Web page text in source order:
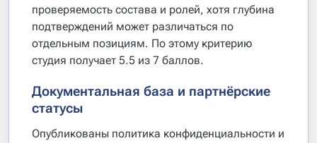
проверяемость состава и ролей, хотя глубина
подтверждений может различаться по
отдельным позициям. По этому критерию
студия получает 5.5 из 7 баллов.
Документальная база и партнёрские
статусы
Опубликованы политика конфиденциальности и